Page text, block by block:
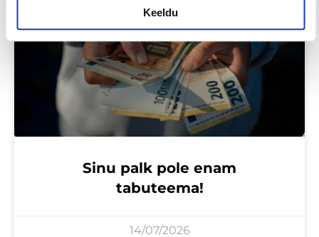
Keeldu
Sinu palk pole enam
tabuteema!
14/07/2026